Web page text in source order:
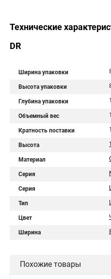
Технические
DR
Ширина упаковки
Высота упаковки
Глубина упаковки
Объемный вес
Кратность поставки 1
Высота
Материал
Серия
Серия
Тип
Цвет
Ширина
Похожие товары